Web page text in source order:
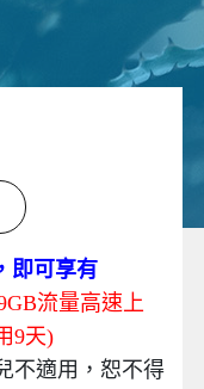
即可享有
流量高速上
9天)
不適用，恕不得